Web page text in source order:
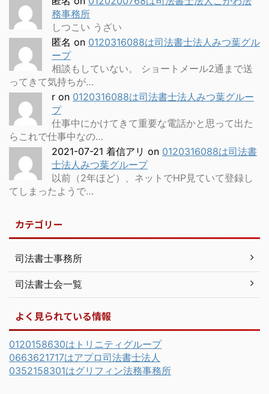
務事務所
しつこい うざい
匿名 on 0120316088は司法書士法人みつ葉グル
ープ
相談もしていない。 ショートメール2通まで送
ってきて気持ちが…
r on 0120316088は司法書士法人みつ葉グルー
プ
仕事中にかけてきて重要な電話かと思って出た
らこれで仕事中なの…
2021-07-21 着信アリ on 0120316088は司法書
士法人みつ葉グループ
以前（2年ほど）、ネットでHP見ていて登録し
てしまったようで…
カテゴリー
司法書士事務所
司法書士会一覧
よく見られている情報
0120158630はトリニティグループ
0663621717はアプロ司法書士法人
0352158301はグリフィン法務事務所